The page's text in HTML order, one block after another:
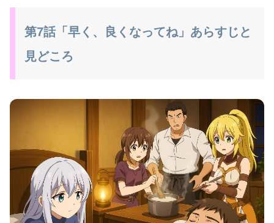
第7話「早く、良くなってね」あらすじと
見どころ